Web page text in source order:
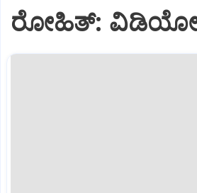
ರೋಹಿತ್: ವಿಡಿಯೋ